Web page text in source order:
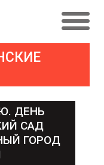
ДЕНЬ
САД
ГОРОД